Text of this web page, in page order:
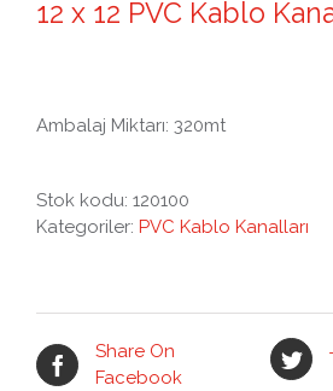
12 x 12 PVC Kablo
Ambalaj Miktarı: 320mt
Stok kodu: 120100
Kategoriler: PVC Kablo Kanalları
Share On
Facebook